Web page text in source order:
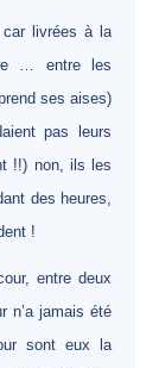
car livrées à la
… entre les
ses aises)
pas leurs
!!) non, ils les
des heures,
!
entre deux
n’a jamais été
sont eux la